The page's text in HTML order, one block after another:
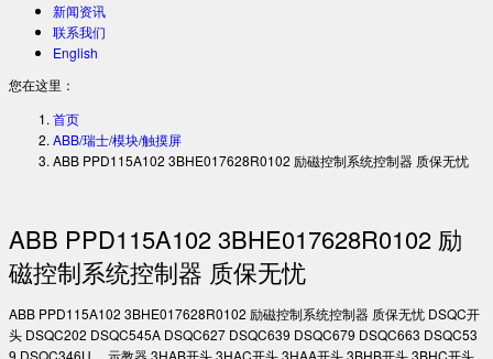
新闻资讯
联系我们
English
您在这里：
首页
ABB/瑞士/模块/触摸屏
ABB PPD115A102 3BHE017628R0102 励磁控制系统控制器 质保无忧
ABB PPD115A102 3BHE017628R0102 励
磁控制系统控制器 质保无忧
ABB PPD115A102 3BHE017628R0102 励磁控制系统控制器 质保无忧 DSQC开
头 DSQC202 DSQC545A DSQC627 DSQC639 DSQC679 DSQC663 DSQC53